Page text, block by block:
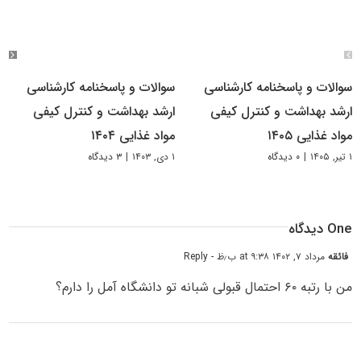
سوالات و پاسخنامه کارشناسی
ارشد بهداشت و کنترل کیفی
مواد غذایی ۱۴۰۵
۱ تیر, ۱۴۰۵ | ۰ دیدگاه
سوالات و پاسخنامه کارشناسی
ارشد بهداشت و کنترل کیفی
مواد غذایی ۱۴۰۴
۱ دی, ۱۴۰۳ | ۳ دیدگاه
One دیدگاه
فائقهمرداد ۷, ۱۴۰۲ at ۹:۳۸ ب٫ظ - Reply
من با رتبه ۶۰ احتمال قبولی شبانه تو دانشگاه آمل را دارم؟